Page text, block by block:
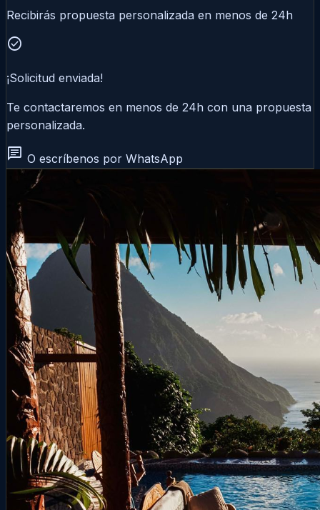
Recibirás propuesta personalizada en menos de 24h
check_circle
¡Solicitud enviada!
Te contactaremos en menos de 24h con una propuesta
personalizada.
chat O escríbenos por WhatsApp